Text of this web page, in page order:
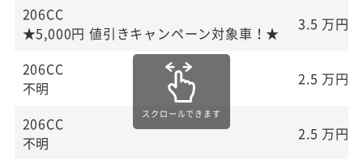
206CC
★5,000円 値引きキャンペーン対象車！★
3.5 万円
206CC
不明
2.5 万円
206CC
不明
2.5 万円